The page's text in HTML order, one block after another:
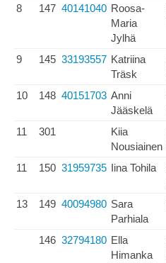
8 147 40141040 Roosa-
Maria
Jylhä
9 145 33193557 Katriina
Träsk
10 148 40151703 Anni
Jääskelä
11 301
Kiia
Nousiainen
11 150 31959735 Iina Tohila
13 149 40094980 Sara
Parhiala
146 32794180 Ella
Himanka